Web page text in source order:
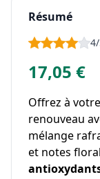
Résumé
17,05 €
Offrez à
renouveau
mélange
et notes